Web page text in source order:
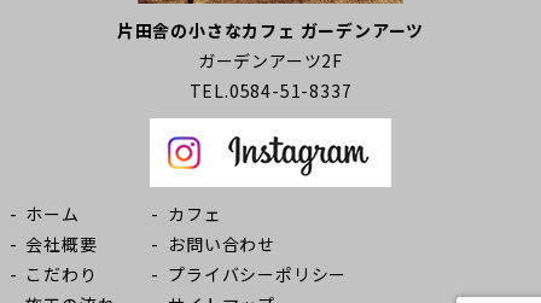
片田舎の小さなカフェ ガーデンアーツ
ガーデンアーツ2F
TEL.0584-51-8337
ホーム
会社概要
こだわり
カフェ
お問い合わせ
プライバシーポリシー